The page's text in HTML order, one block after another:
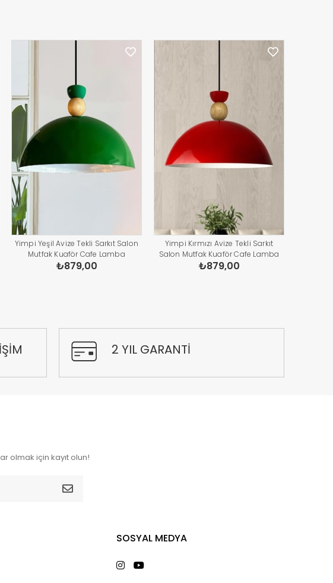
Yimpi Yeşil Avize Tekli Sarkıt Salon
Mutfak Kuaför Cafe Lamba
Dekoratif Aydınlatma Pastane
₺879,00
Yimpi Kırmızı Avize Tekli Sarkıt
Salon Mutfak Kuaför Cafe Lamba
Dekoratif Aydınlatma Pastane
₺879,00
2 YIL GARANTİ
olmak için kayıt olun!
SOSYAL MEDYA